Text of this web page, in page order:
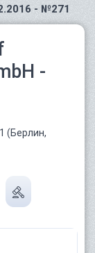
- №271
-
(Берлин,